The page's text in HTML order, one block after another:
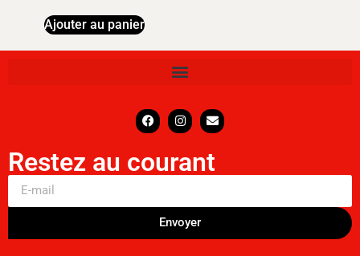
Ajouter au panier
Restez au courant
Envoyer